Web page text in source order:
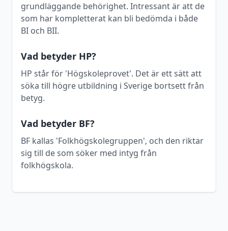
grundläggande behörighet. Intressant är att de
som har kompletterat kan bli bedömda i både
BI och BII.
Vad betyder HP?
HP står för 'Högskoleprovet'. Det är ett sätt att
söka till högre utbildning i Sverige bortsett från
betyg.
Vad betyder BF?
BF kallas 'Folkhögskolegruppen', och den riktar
sig till de som söker med intyg från
folkhögskola.